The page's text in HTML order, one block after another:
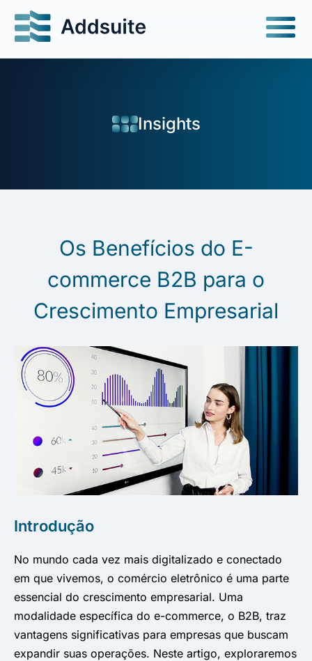
Insights
Os Benefícios do E-
commerce B2B para o
Crescimento Empresarial
Introdução
No mundo cada vez mais digitalizado e conectado
em que vivemos, o comércio eletrônico é uma parte
essencial do crescimento empresarial. Uma
modalidade específica do e-commerce, o B2B, traz
vantagens significativas para empresas que buscam
expandir suas operações. Neste artigo, exploraremos